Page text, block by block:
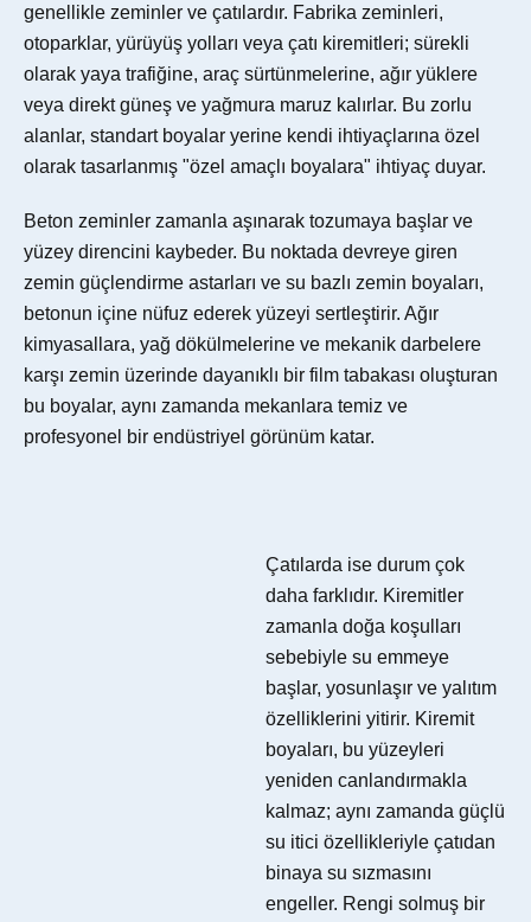
genellikle zeminler ve çatılardır. Fabrika zeminleri,
otoparklar, yürüyüş yolları veya çatı kiremitleri; sürekli
olarak yaya trafiğine, araç sürtünmelerine, ağır yüklere
veya direkt güneş ve yağmura maruz kalırlar. Bu zorlu
alanlar, standart boyalar yerine kendi ihtiyaçlarına özel
olarak tasarlanmış "özel amaçlı boyalara" ihtiyaç duyar.
Beton zeminler zamanla aşınarak tozumaya başlar ve
yüzey direncini kaybeder. Bu noktada devreye giren
zemin güçlendirme astarları ve su bazlı zemin boyaları,
betonun içine nüfuz ederek yüzeyi sertleştirir. Ağır
kimyasallara, yağ dökülmelerine ve mekanik darbelere
karşı zemin üzerinde dayanıklı bir film tabakası oluşturan
bu boyalar, aynı zamanda mekanlara temiz ve
profesyonel bir endüstriyel görünüm katar.
Çatılarda ise durum çok
daha farklıdır. Kiremitler
zamanla doğa koşulları
sebebiyle su emmeye
başlar, yosunlaşır ve yalıtım
özelliklerini yitirir. Kiremit
boyaları, bu yüzeyleri
yeniden canlandırmakla
kalmaz; aynı zamanda güçlü
su itici özellikleriyle çatıdan
binaya su sızmasını
engeller. Rengi solmuş bir